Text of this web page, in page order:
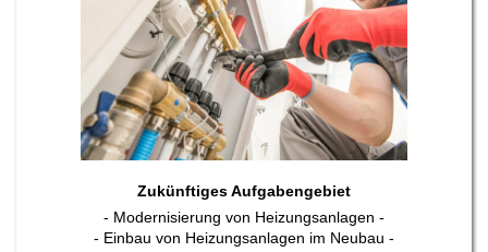
Zukünftiges Aufgabengebiet
- Modernisierung von Heizungsanlagen -
- Einbau von Heizungsanlagen im Neubau -